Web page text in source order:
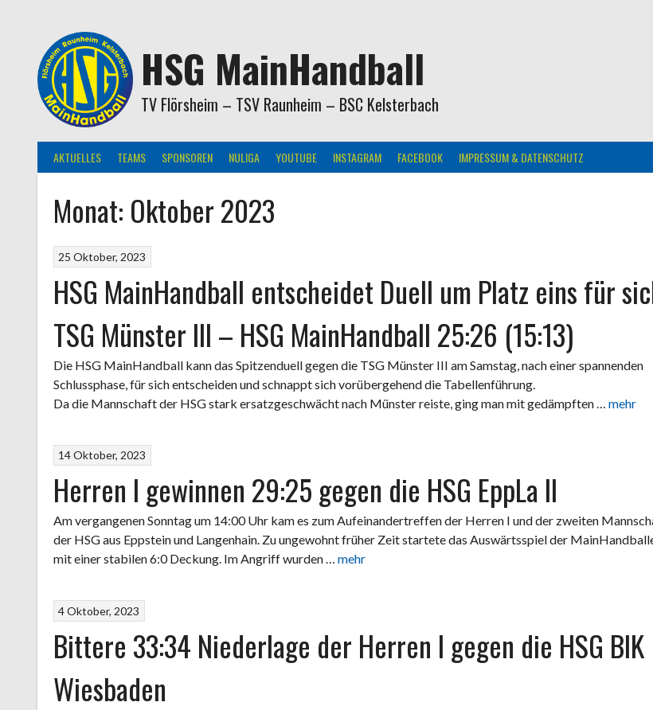
HSG MainHandball
TV Flörsheim – TSV Raunheim – BSC Kelsterbach
AKTUELLES TEAMS SPONSOREN NULIGA YOUTUBE INSTAGRAM FACEBOOK IMPRESSUM & DATENSCHUTZ
Monat: Oktober 2023
25 Oktober, 2023
HSG MainHandball entscheidet Duell um Platz eins für
TSG Münster III – HSG MainHandball 25:26 (15:13)
Die HSG MainHandball kann das Spitzenduell gegen die TSG Münster III am Samstag, nach einer spannenden
Schlussphase, für sich entscheiden und schnappt sich vorübergehend die Tabellenführung.
Da die Mannschaft der HSG stark ersatzgeschwächt nach Münster reiste, ging man mit gedämpften … mehr
14 Oktober, 2023
Herren I gewinnen 29:25 gegen die HSG EppLa II
Am vergangenen Sonntag um 14:00 Uhr kam es zum Aufeinandertreffen der Herren I und der zweiten
der HSG aus Eppstein und Langenhain. Zu ungewohnt früher Zeit startete das Auswärtsspiel der
mit einer stabilen 6:0 Deckung. Im Angriff wurden … mehr
4 Oktober, 2023
Bittere 33:34 Niederlage der Herren I gegen die HSG BIK
Wiesbaden